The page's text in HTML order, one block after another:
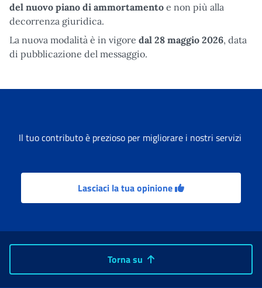
del nuovo piano di ammortamento e non più alla
decorrenza giuridica.
La nuova modalità è in vigore dal 28 maggio 2026, data
di pubblicazione del messaggio.
Il tuo contributo è prezioso per migliorare i nostri servizi
Lasciaci la tua opinione
Torna su